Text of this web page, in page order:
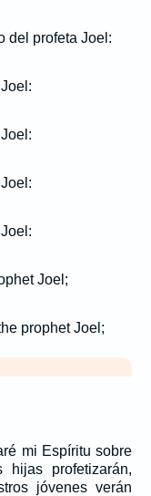
del profeta Joel:
Joel;
prophet Joel;
mi Espíritu sobre
profetizarán,
jóvenes verán